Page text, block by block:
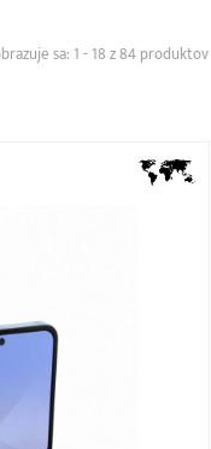
1 - 18 z 84 produktov